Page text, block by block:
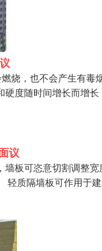
烧，也不会产生有
度随时间增长而增
议
板可恣意切割调整
质隔墙板可作用于